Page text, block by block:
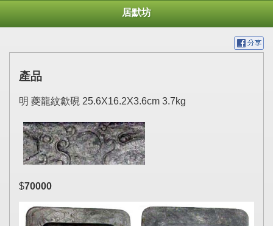
居默坊
產品
明 夔龍紋歙硯 25.6X16.2X3.6cm 3.7kg
$70000